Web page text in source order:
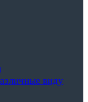
виду